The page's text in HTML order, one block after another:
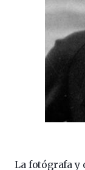
La fotógrafa y